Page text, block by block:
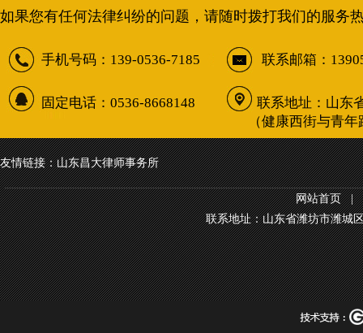
如果您有任何法律纠纷的问题，请随时拨打我们的服务
手机号码：139-0536-7185 联系邮箱：
固定电话：0536-8668148 联系地址：山东省潍
（健康西街与青年路交叉口西北
友情链接：山东昌大律师事务所
网站首页|
联系地址：山东省潍坊市潍城